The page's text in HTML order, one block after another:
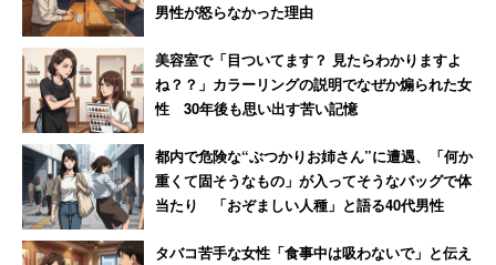
男性が怒らなかった理由
美容室で「目ついてます？ 見たらわかりますよ
ね？？」カラーリングの説明でなぜか煽られた女
性 30年後も思い出す苦い記憶
都内で危険な“ぶつかりお姉さん”に遭遇、「何か
重くて固そうなもの」が入ってそうなバッグで体
当たり 「おぞましい人種」と語る40代男性
タバコ苦手な女性「食事中は吸わないで」と伝え